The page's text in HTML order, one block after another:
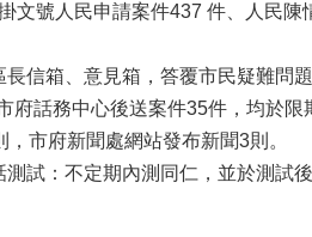
文號人民申請案件437 件、人民陳
信箱、意見箱，答覆市民疑難問
府話務中心後送案件35件，均於限
市府新聞處網站發布新聞3則。
試：不定期內測同仁，並於測試